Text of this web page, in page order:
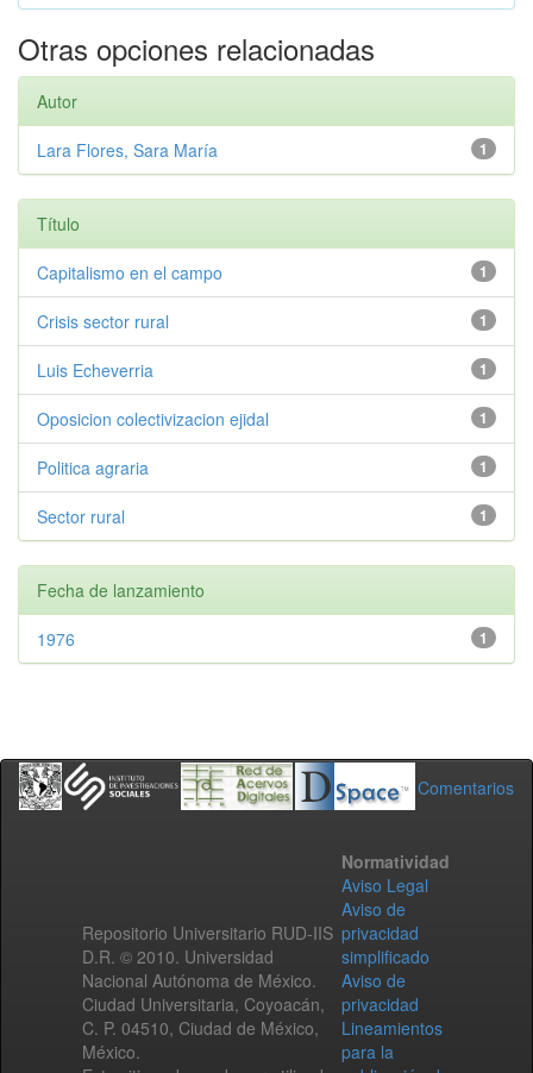
Otras opciones relacionadas
Autor
1
Lara Flores, Sara María
Título
1
Capitalismo en el campo
1
Crisis sector rural
1
Luis Echeverria
1
Oposicion colectivizacion ejidal
1
Politica agraria
1
Sector rural
Fecha de lanzamiento
1
1976
Comentarios
Repositorio Universitario RUD-IIS
D.R. © 2010. Universidad
Nacional Autónoma de México.
Ciudad Universitaria, Coyoacán,
C. P. 04510, Ciudad de México,
México.
Normatividad
Aviso Legal
Aviso de
privacidad
simplificado
Aviso de
privacidad
Lineamientos
para la